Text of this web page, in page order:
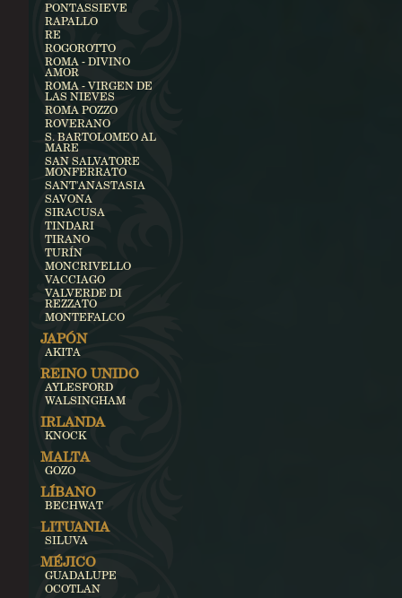
PONTASSIEVE
RAPALLO
RE
ROGOROTTO
ROMA - DIVINO
AMOR
ROMA - VIRGEN DE
LAS NIEVES
ROMA POZZO
ROVERANO
S. BARTOLOMEO AL
MARE
SAN SALVATORE
MONFERRATO
SANT'ANASTASIA
SAVONA
SIRACUSA
TINDARI
TIRANO
TURÍN
MONCRIVELLO
VACCIAGO
VALVERDE DI
REZZATO
MONTEFALCO
JAPÓN
AKITA
REINO UNIDO
AYLESFORD
WALSINGHAM
IRLANDA
KNOCK
MALTA
GOZO
LÍBANO
BECHWAT
LITUANIA
SILUVA
MÉJICO
GUADALUPE
OCOTLAN